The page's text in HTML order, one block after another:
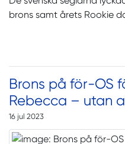
brons samt årets Rookie
Brons på för-OS
Rebecca – utan
16 jul 2023